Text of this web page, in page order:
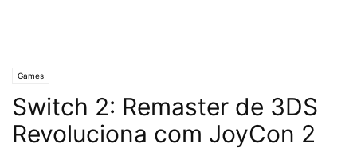
Games
Switch 2: Remaster de 3DS
Revoluciona com JoyCon 2